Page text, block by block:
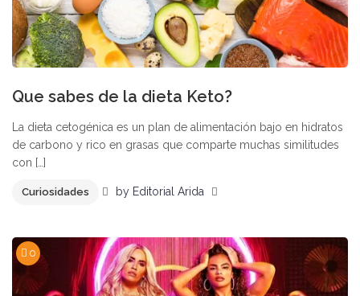
Que sabes de la dieta Keto?
La dieta cetogénica es un plan de alimentación bajo en hidratos
de carbono y rico en grasas que comparte muchas similitudes
con […]
Curiosidades by Editorial Arida
0